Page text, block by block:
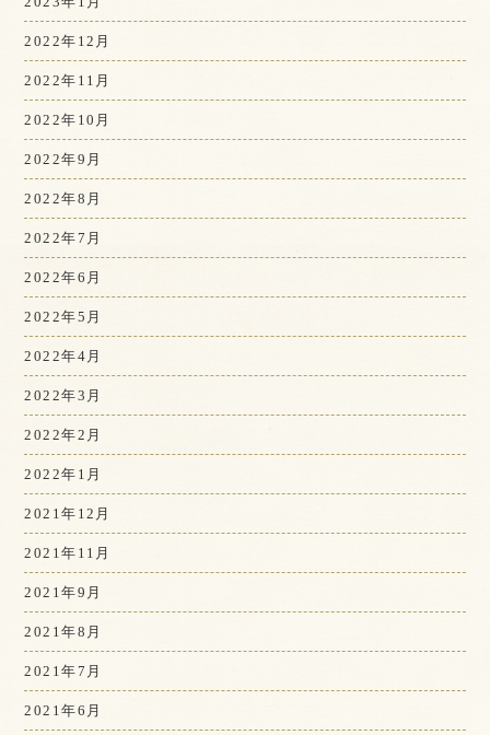
2022年12月
2022年11月
2022年10月
2022年9月
2022年8月
2022年7月
2022年6月
2022年5月
2022年4月
2022年3月
2022年2月
2022年1月
2021年12月
2021年11月
2021年9月
2021年8月
2021年7月
2021年6月